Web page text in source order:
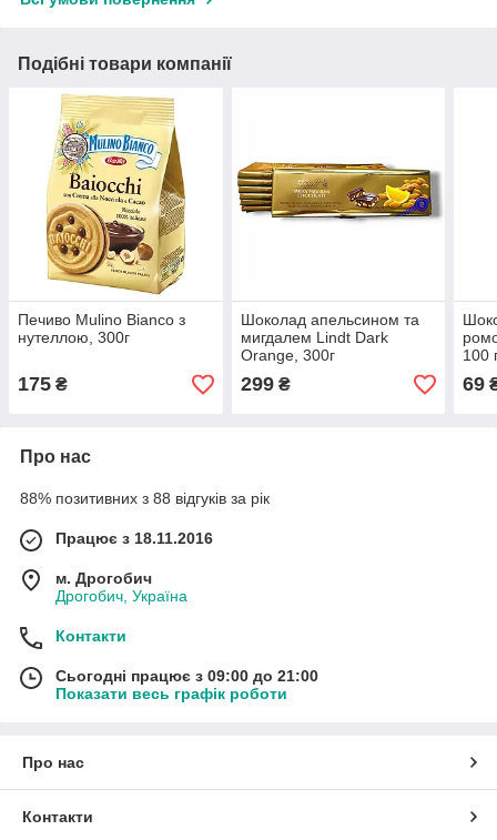
Подібні товари компанії
Печиво Mulino Bianco з
нутеллою, 300г
175 ₴
Шоколад апельсином та
мигдалем Lindt Dark
Orange, 300г
299₴
100
69
Про нас
88% позитивних з 88 відгуків за рік
Працює з 18.11.2016
м. Дрогобич
Дрогобич, Україна
Контакти
Сьогодні працює з 09:00 до 21:00
Показати весь графік роботи
Про нас
Контакти